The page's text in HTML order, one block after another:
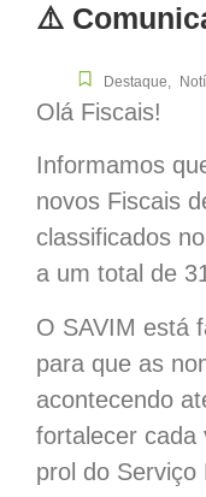
⚠️
Destaque,
Olá Fiscais!
Informamos
novos Fiscais
classificados
a um total de
O SAVIM está
para que as
acontecendo
fortalecer cada
prol do Serviço